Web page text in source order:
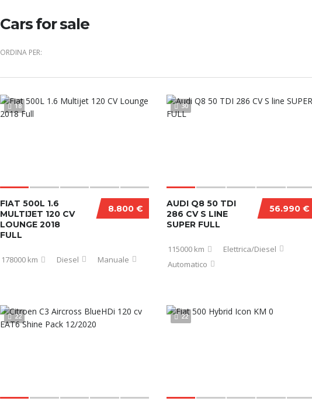
Cars for sale
ORDINA PER:
18
8.800 €
FIAT 500L 1.6
MULTIJET 120 CV
LOUNGE 2018
FULL
178000 km Diesel Manuale
30
56.990 €
AUDI Q8 50 TDI
286 CV S LINE
SUPER FULL
115000 km
Elettrica/Diesel
Automatico
22 22